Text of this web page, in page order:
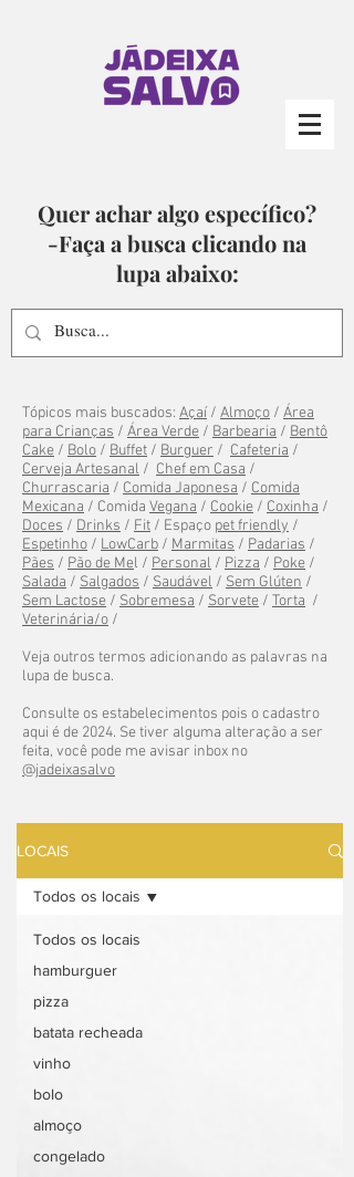
Quer achar algo específico?
-Faça a busca clicando na
lupa abaixo:
Tópicos mais buscados: Açaí / Almoço / Área
para Crianças / Área Verde / Barbearia / Bentô
Cake / Bolo / Buffet / Burguer / Cafeteria /
Cerveja Artesanal / Chef em Casa /
Churrascaria / Comida Japonesa / Comida
Mexicana / Comida Vegana / Cookie / Coxinha /
Doces / Drinks / Fit / Espaço pet friendly /
Espetinho / LowCarb / Marmitas / Padarias /
Pães / Pão de Mel / Personal / Pizza / Poke /
Salada / Salgados / Saudável / Sem Glúten /
Sem Lactose / Sobremesa / Sorvete / Torta /
Veterinária/o /
Veja outros termos adicionando as palavras na
lupa de busca.
Consulte os estabelecimentos pois o cadastro
aqui é de 2024. Se tiver alguma alteração a ser
feita, você pode me avisar inbox no
@jadeixasalvo
LOCAIS
Todos os locais
hamburguer
pizza
batata recheada
vinho
bolo
almoço
congelado
Todos os locais